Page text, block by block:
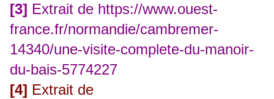
[3] Extrait de https://www.ouest-
france.fr/normandie/cambremer-
14340/une-visite-complete-du-manoir-
du-bais-5774227
[4] Extrait de